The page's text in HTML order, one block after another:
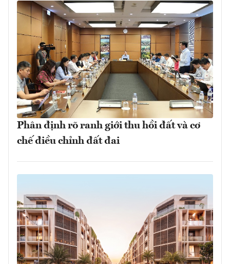
Phân định rõ ranh giới thu hồi đất và cơ
chế điều chỉnh đất đai